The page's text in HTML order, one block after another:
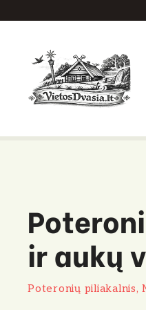
ir aukų
Poteronių piliakalnis,